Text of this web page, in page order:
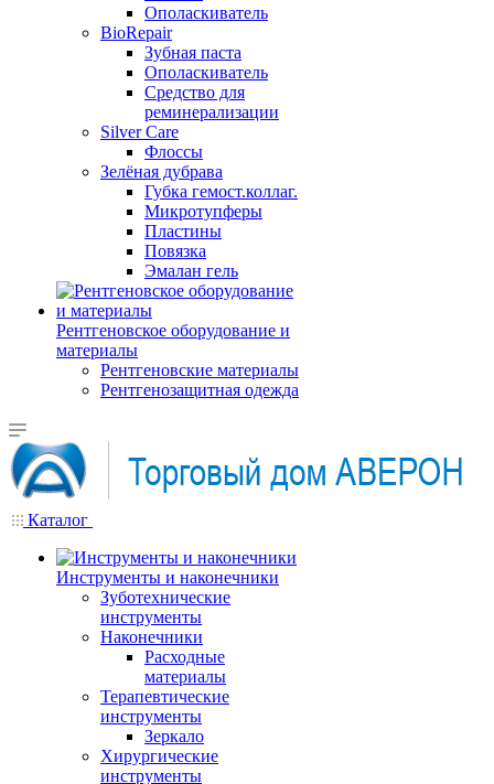
Ополаскиватель
BioRepair
Зубная паста
Ополаскиватель
Средство для
реминерализации
Silver Care
Флоссы
Зелёная дубрава
Губка гемост.коллаг.
Микротупферы
Пластины
Повязка
Эмалан гель
Рентгеновское оборудование и
материалы
Рентгеновские материалы
Рентгенозащитная одежда
Каталог
Инструменты и наконечники
Зуботехнические
инструменты
Наконечники
Расходные
материалы
Терапевтические
инструменты
Зеркало
Хирургические
инструменты